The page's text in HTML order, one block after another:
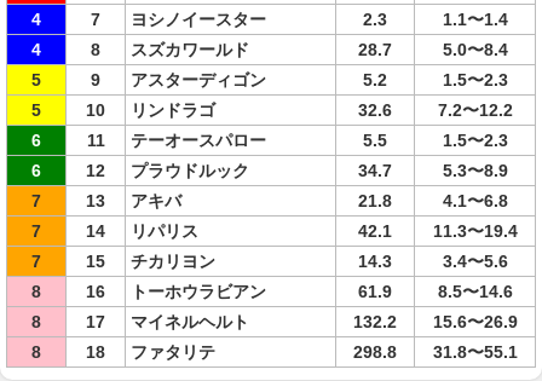
4
7 ヨシノイースター 2.3
1.1〜1.4
4
8 スズカワールド 28.7
5.0〜8.4
5
9 アスターディゴン 5.2
1.5〜2.3
5
10 リンドラゴ 32.6
7.2〜12.2
6
11 テーオースパロー 5.5
1.5〜2.3
6
12 プラウドルック 34.7
5.3〜8.9
7
13 アキバ 21.8
4.1〜6.8
7
14 リパリス 42.1
11.3〜19.4
7
15 チカリヨン 14.3
3.4〜5.6
8
16 トーホウラビアン 61.9
8.5〜14.6
8
17 マイネルヘルト 132.2
15.6〜26.9
8
18 ファタリテ 298.8 31.8〜55.1